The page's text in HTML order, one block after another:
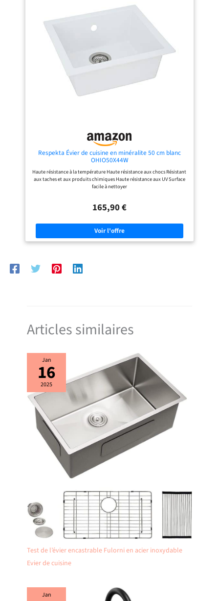
classique. minéralite haute qualité,
déclinée teintes, confère allure
contemporaine MONTAGE : L'évier
encastrable est conçu pour les
meubles bas d'une largeur de 45 cm
et peut être monté à droite ou à
gauche. Les trous pour les robinets
ne sont pas percés à travers
LIVRAISON : en plus de l'évier, le kit
comprend une bonde d'évier, un
trop-plein ainsi qu'une passoire et
des clips de fixation pour
Respekta Évier de cuisine en minéralite 50 cm blanc
OHIO50X44W
Haute résistance à la température Haute résistance aux chocs Résistant
aux taches et aux produits chimiques Haute résistance aux UV Surface
facile à nettoyer
165,90 €
Articles similaires
Jan
16
2025
Test de l’évier encastrable Fulorni en acier inoxydable
Evier de cuisine
Jan